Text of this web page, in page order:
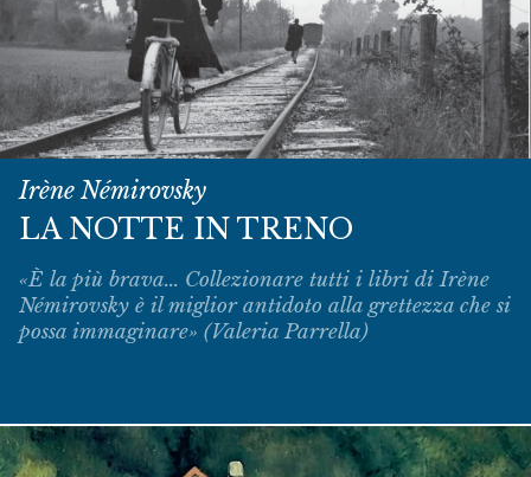
Irène Némirovsky
LA NOTTE IN TRENO
«È la più brava... Collezionare tutti i libri di Irène
Némirovsky è il miglior antidoto alla grettezza che si
possa immaginare» (Valeria Parrella)